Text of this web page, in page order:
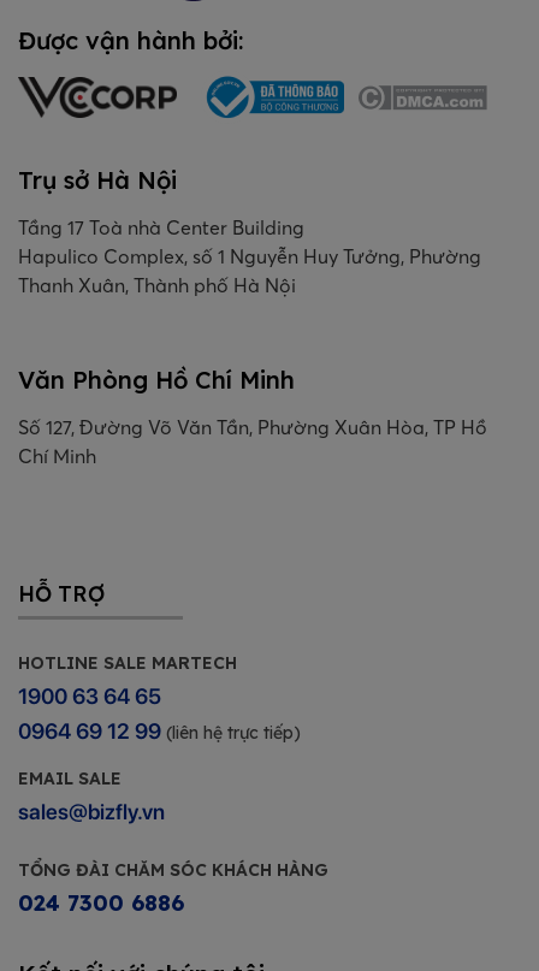
Được vận hành bởi:
Trụ sở Hà Nội
Tầng 17 Toà nhà Center Building
Hapulico Complex, số 1 Nguyễn Huy Tưởng, Phường
Thanh Xuân, Thành phố Hà Nội
Văn Phòng Hồ Chí Minh
Số 127, Đường Võ Văn Tần, Phường Xuân Hòa, TP Hồ
Chí Minh
HỖ TRỢ
HOTLINE SALE MARTECH
1900 63 64 65
0964 69 12 99 (liên hệ trực tiếp)
EMAIL SALE
sales@bizfly.vn
TỔNG ĐÀI CHĂM SÓC KHÁCH HÀNG
024 7300 6886